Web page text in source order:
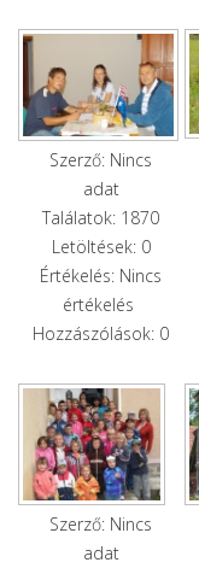
Szerző: Nincs
adat
Találatok: 1870
Letöltések: 0
Értékelés: Nincs
értékelés
Hozzászólások: 0
Szerző: Nincs
adat